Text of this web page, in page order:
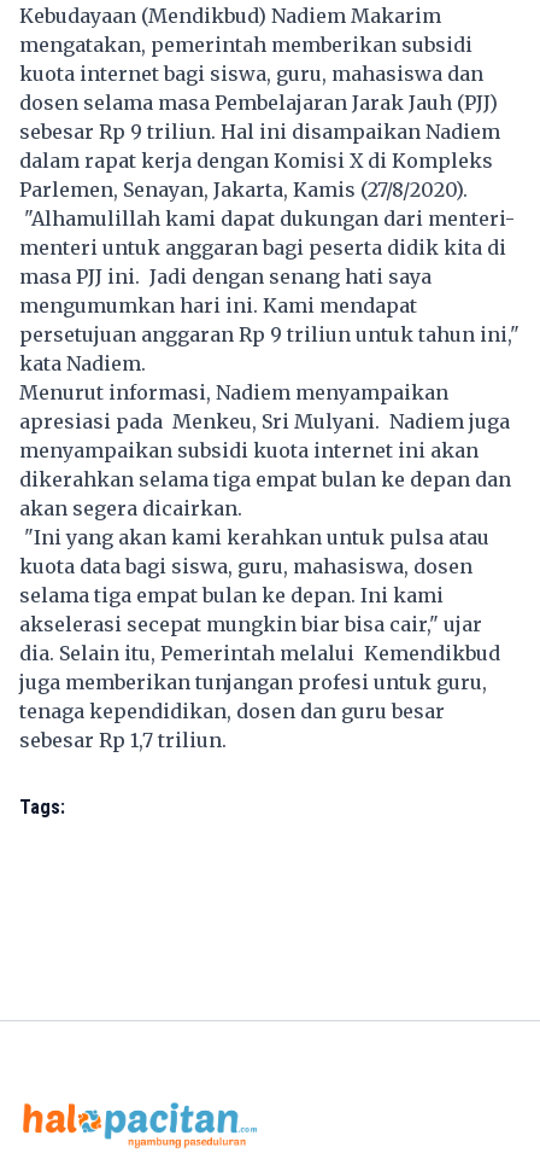
Kebudayaan (Mendikbud) Nadiem Makarim
mengatakan, pemerintah memberikan subsidi
kuota internet bagi siswa, guru, mahasiswa dan
dosen selama masa Pembelajaran Jarak Jauh (PJJ)
sebesar Rp 9 triliun. Hal ini disampaikan Nadiem
dalam rapat kerja dengan Komisi X di Kompleks
Parlemen, Senayan, Jakarta, Kamis (27/8/2020).
"Alhamulillah kami dapat dukungan dari menteri-
menteri untuk anggaran bagi peserta didik kita di
masa PJJ ini. Jadi dengan senang hati saya
mengumumkan hari ini. Kami mendapat
persetujuan anggaran Rp 9 triliun untuk tahun ini,"
kata Nadiem.
Menurut informasi, Nadiem menyampaikan
apresiasi pada Menkeu, Sri Mulyani. Nadiem juga
menyampaikan subsidi kuota internet ini akan
dikerahkan selama tiga empat bulan ke depan dan
akan segera dicairkan.
"Ini yang akan kami kerahkan untuk pulsa atau
kuota data bagi siswa, guru, mahasiswa, dosen
selama tiga empat bulan ke depan. Ini kami
akselerasi secepat mungkin biar bisa cair," ujar
dia. Selain itu, Pemerintah melalui Kemendikbud
juga memberikan tunjangan profesi untuk guru,
tenaga kependidikan, dosen dan guru besar
sebesar Rp 1,7 triliun.
Tags: